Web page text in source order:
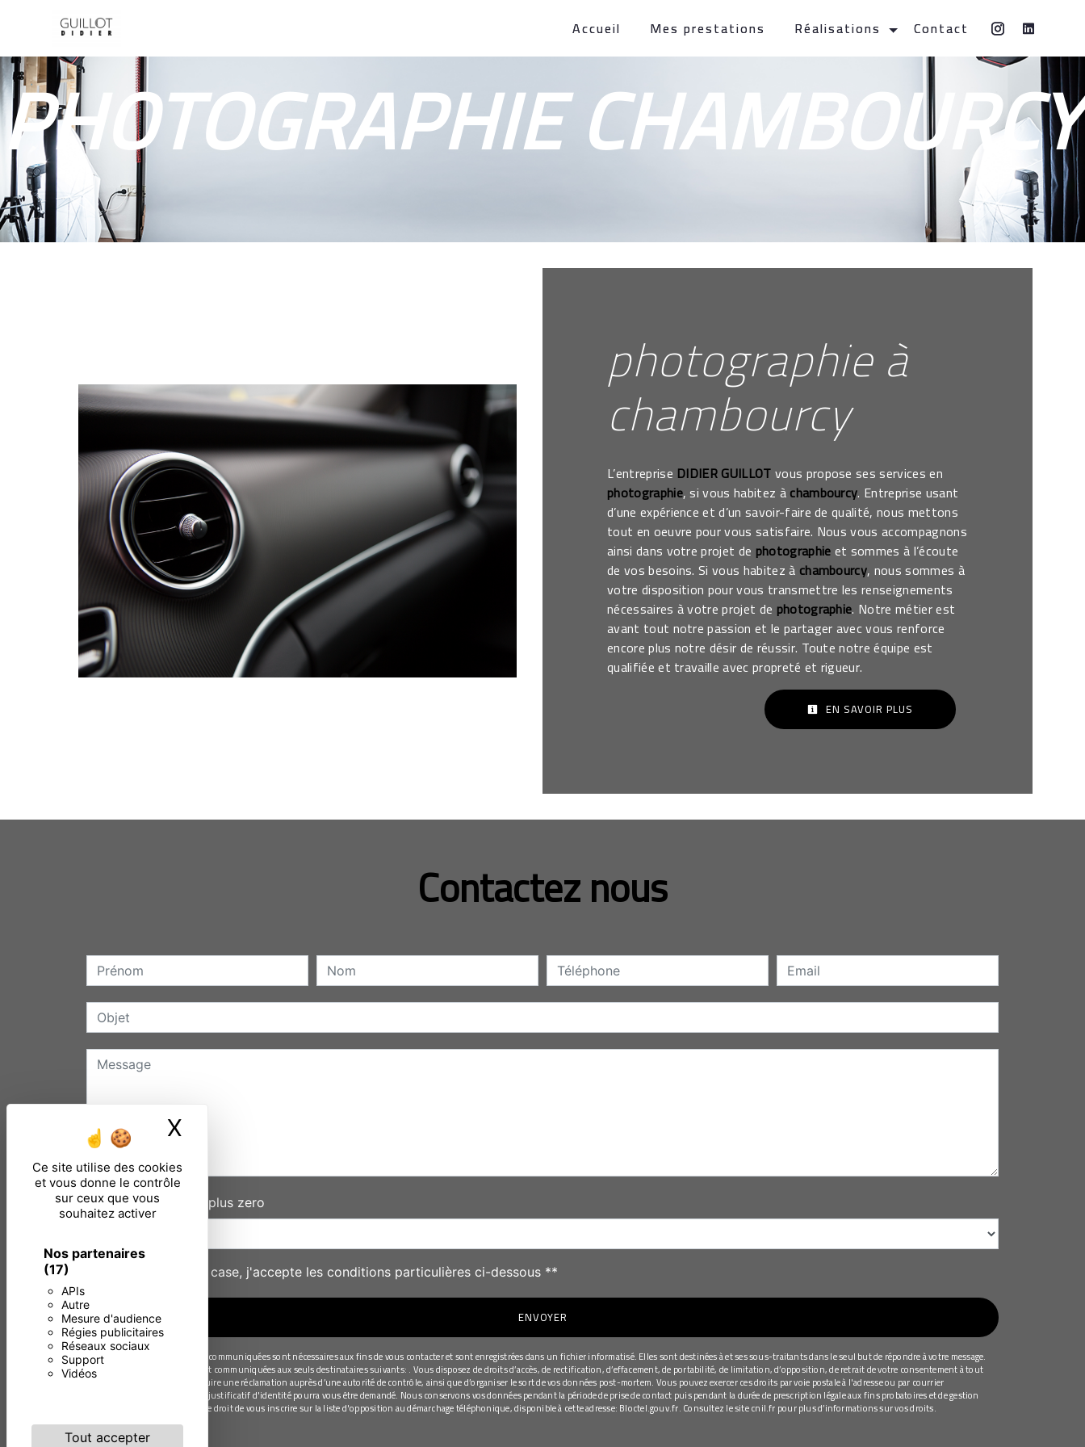
Ce site utilise des cookies
et vous donne le contrôle
sur ceux que vous
souhaitez activer
Nos partenaires
(17)
APIs
Autre
Mesure d'audience
Régies publicitaires
Réseaux sociaux
Support
Vidéos
Tout accepter
X
Accueil Mes prestations Réalisations Contact
PHOTOGRAPHIE CHAMBOURCY
photographie à
chambourcy
L’entreprise DIDIER GUILLOTvous propose ses services en
photographie, si vous habitez àchambourcy. Entreprise usant
d’une expérience et d’un savoir-faire de qualité, nous mettons
tout en oeuvre pour vous satisfaire. Nous vous accompagnons
ainsi dans votre projet de photographieet sommes à l’écoute
de vos besoins. Si vous habitez à chambourcy, nous sommes à
votre disposition pour vous transmettre les renseignements
nécessaires à votre projet de photographie. Notre métier est
avant tout notre passion et le partager avec vous renforce
encore plus notre désir de réussir. Toute notre équipe est
qualifiée et travaille avec propreté et rigueur.
EN SAVOIR PLUS
Contactez nous
Combien font deux plus zero
En cochant cette case, j'accepte les conditions particulières ci-dessous **
ENVOYER
** Les données personnelles communiquées sont nécessaires aux fins de vous contacter et sont enregistrées dans un fichier informatisé. Elles sont destinées à et ses sous-traitants dans le seul but de répondre à votre message.
Les données collectées seront communiquées aux seuls destinataires suivants: . Vous disposez de droits d’accès, de rectification, d’effacement, de portabilité, de limitation, d’opposition, de retrait de votre consentement à tout
moment et du droit d’introduire une réclamation auprès d’une autorité de contrôle, ainsi que d’organiser le sort de vos données post-mortem. Vous pouvez exercer ces droits par voie postale à l'adresse ou par courrier
électronique à l'adresse . Un justificatif d'identité pourra vous être demandé. Nous conservons vos données pendant la période de prise de contact puis pendant la durée de prescription légale aux fins probatoires et de gestion
des contentieux. Vous avez le droit de vous inscrire sur la liste d'opposition au démarchage téléphonique, disponible à cette adresse:Bloctel.gouv.fr. Consultez le site cnil.fr pour plus d’informations sur vos droits.